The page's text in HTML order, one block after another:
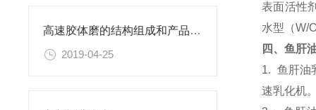
高速胶体磨的结构组成和产品优势
2019-04-25
表面活性
水型（W/
四、鱼肝
1. 鱼肝油
速乳化机